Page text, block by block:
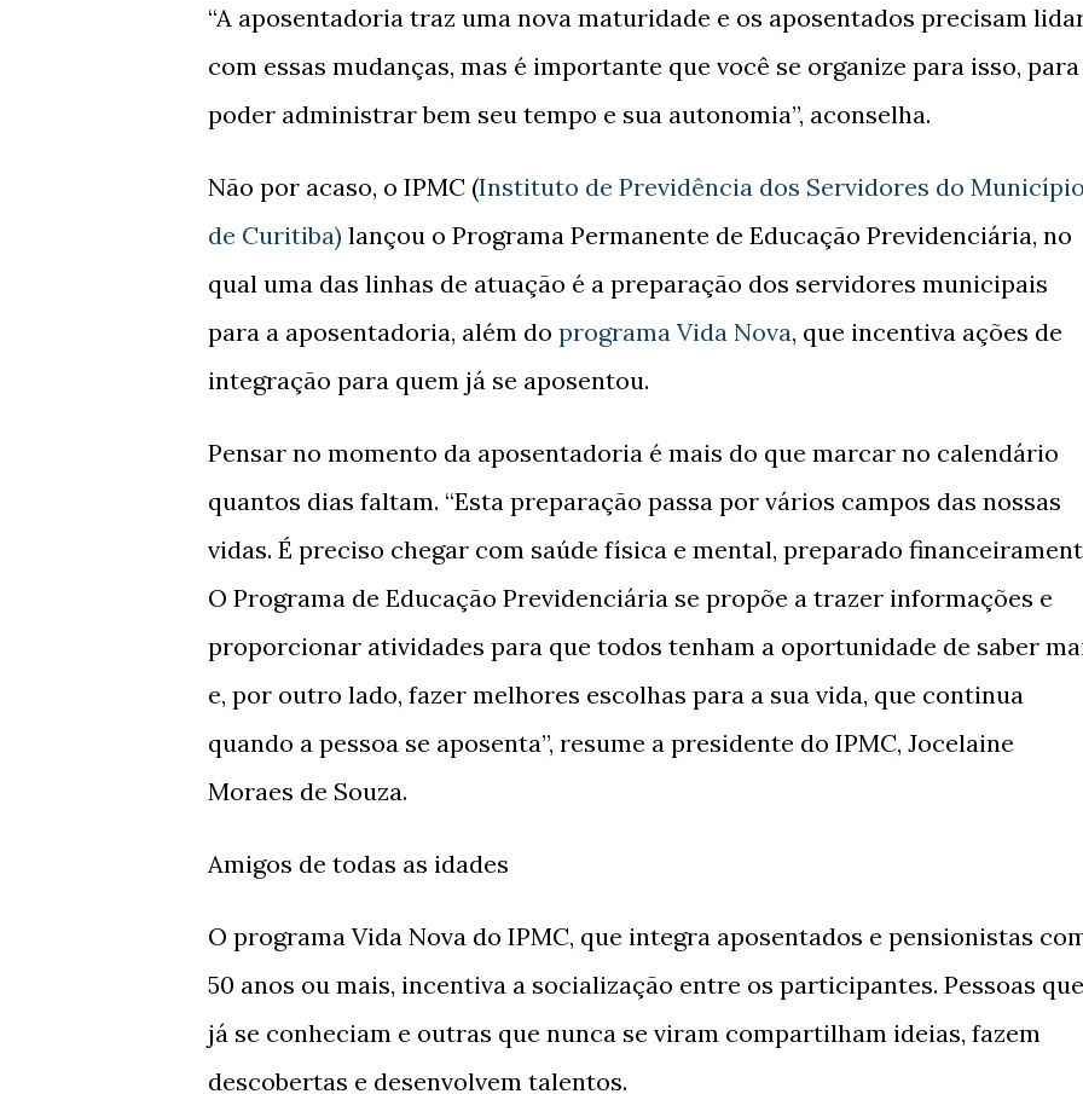
“A aposentadoria traz uma nova maturidade e os aposentados precisam
com essas mudanças, mas é importante que você se organize para isso, para
poder administrar bem seu tempo e sua autonomia”, aconselha.
Não por acaso, o IPMC (Instituto de Previdência dos Servidores do
de Curitiba) lançou o Programa Permanente de Educação Previdenciária, no
qual uma das linhas de atuação é a preparação dos servidores municipais
para a aposentadoria, além do programa Vida Nova, que incentiva ações de
integração para quem já se aposentou.
Pensar no momento da aposentadoria é mais do que marcar no calendário
quantos dias faltam. “Esta preparação passa por vários campos das nossas
vidas. É preciso chegar com saúde física e mental, preparado
O Programa de Educação Previdenciária se propõe a trazer informações e
proporcionar atividades para que todos tenham a oportunidade de saber
e, por outro lado, fazer melhores escolhas para a sua vida, que continua
quando a pessoa se aposenta”, resume a presidente do IPMC, Jocelaine
Moraes de Souza.
Amigos de todas as idades
O programa Vida Nova do IPMC, que integra aposentados e pensionistas
50 anos ou mais, incentiva a socialização entre os participantes. Pessoas que
já se conheciam e outras que nunca se viram compartilham ideias, fazem
descobertas e desenvolvem talentos.